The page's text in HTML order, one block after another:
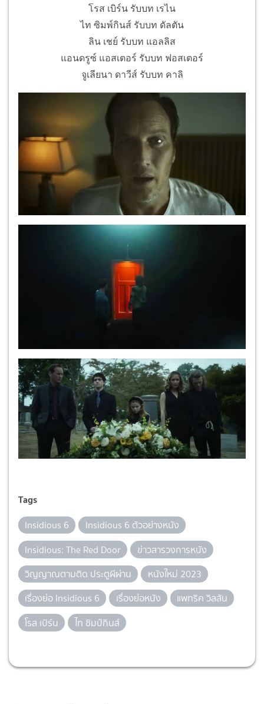
โรส เบิร์น รับบท เรไน
ไท ซิมพ์กินส์ รับบท ดัลตัน
ลิน เชย์ รับบท แอลลิส
แอนดรูซ์ แอสเตอร์ รับบท ฟอสเตอร์
จูเลียนา ดาวีส์ รับบท คาลิ
Tags
Insidious 6
Insidious 6 ตัวอย่างหนัง
Insidious: The Red Door
ข่าวสารวงการหนัง
วิญญาณตามติด ประตูผีผ่าน
หนังใหม่ 2023
เรื่องย่อ Insidious 6
เรื่องย่อหนัง
แพทริค วิลสัน
โรส เบิร์น
ไท ซิมป์กินส์